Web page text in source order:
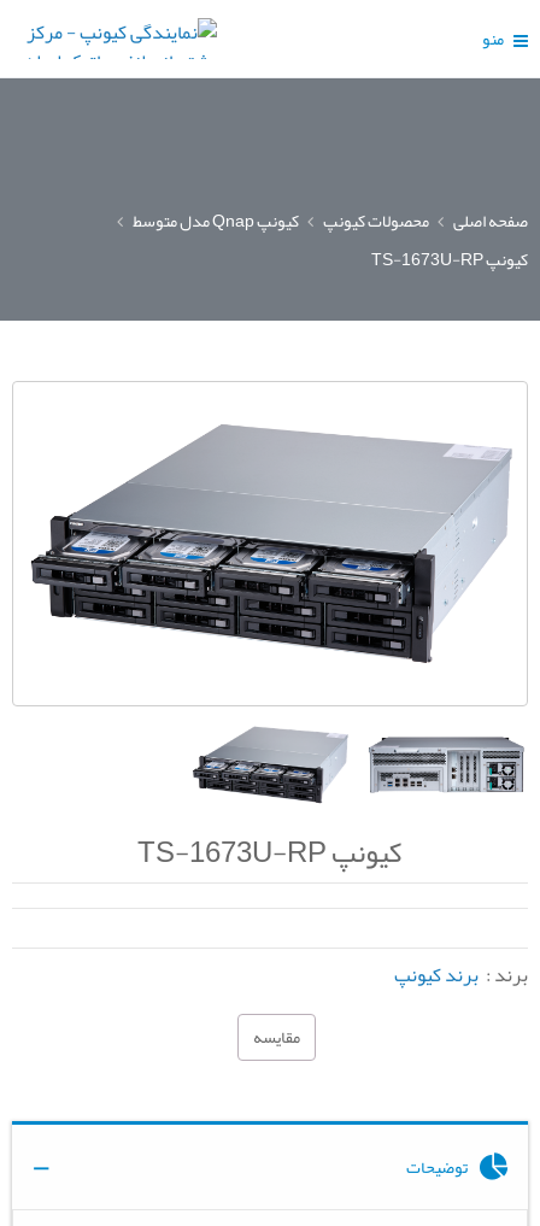
منو
صفحه اصلی محصولات کیونپ
کیونپ Qnap مدل متوسط
کیونپ TS-1673U-RP
کیونپ TS-1673U-RP
برند : برند کیونپ
مقایسه
توضیحات